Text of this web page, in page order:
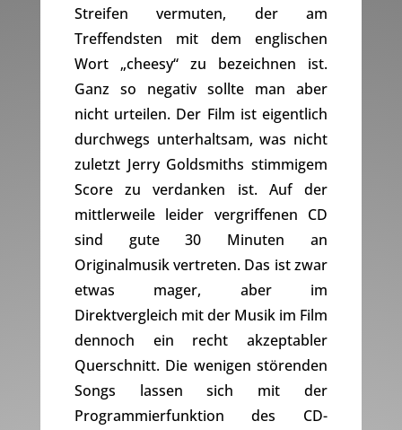
Streifen vermuten, der am
Treffendsten mit dem englischen
Wort „cheesy“ zu bezeichnen ist.
Ganz so negativ sollte man aber
nicht urteilen. Der Film ist eigentlich
durchwegs unterhaltsam, was nicht
zuletzt Jerry Goldsmiths stimmigem
Score zu verdanken ist. Auf der
mittlerweile leider vergriffenen CD
sind gute 30 Minuten an
Originalmusik vertreten. Das ist zwar
etwas mager, aber im
Direktvergleich mit der Musik im Film
dennoch ein recht akzeptabler
Querschnitt. Die wenigen störenden
Songs lassen sich mit der
Programmierfunktion des CD-